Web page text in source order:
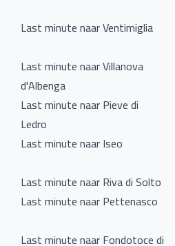
Last minute naar Ventimiglia
Last minute naar Villanova
d'Albenga
Last minute naar Pieve di
Ledro
Last minute naar Iseo
Last minute naar Riva di Solto
Last minute naar Pettenasco
Last minute naar Fondotoce di